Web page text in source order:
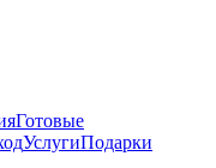
Готовые
УслугиПодарки